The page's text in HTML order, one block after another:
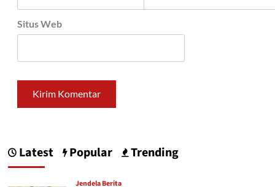
Situs Web
Latest Popular Trending
Jendela Berita